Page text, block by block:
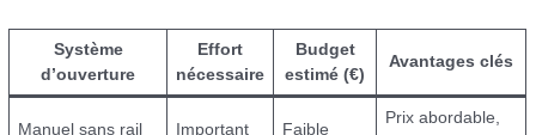
Système
d’ouverture
Effort
nécessaire
Budget
estimé (€)
Avantages clés
Manuel sans rail Important Faible
Prix abordable,